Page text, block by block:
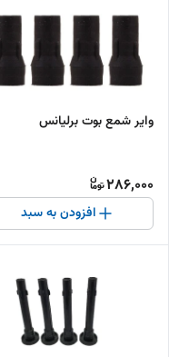
وایر شمع بوت برلیانس
286,000
افزودن به سبد